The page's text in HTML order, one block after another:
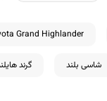
Grand Highlander
شاسی بلند گرند